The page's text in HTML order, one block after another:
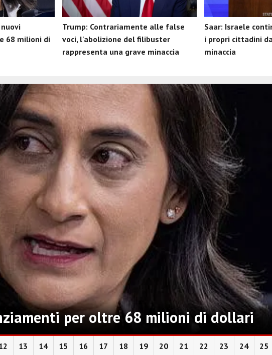
68 milioni di
Trump: Contrariamente alle false
voci, l'abolizione del filibuster
rappresenta una grave minaccia
Saar: Israele
i propri cittadini
minaccia
per oltre 68 milioni di dollari
13 14 15 16 17 18 19 20 21 22 23 24 25